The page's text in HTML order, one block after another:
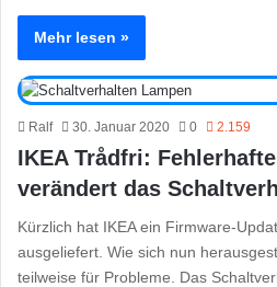
Mehr lesen »
Ralf 30. Januar 2020 0 2.159
IKEA Trådfri:
verändert das
Kürzlich hat IKEA ein Firmware-
ausgeliefert. Wie sich nun
teilweise für Probleme. Das